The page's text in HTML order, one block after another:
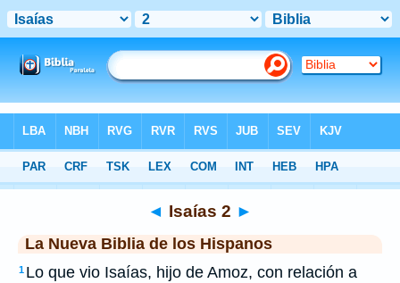
>NBLH > Isaías 2
◄ Isaías 2 ►
La Nueva Biblia de los Hispanos
1 Lo que vio Isaías, hijo de Amoz, con relación a